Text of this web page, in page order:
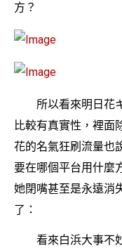
方？
所以看來明日花キ
比較有真實性，裡面
花的名氣狂刷流量也
要在哪個平台用什麼
她閉嘴甚至是永遠消
了：
看來白浜大事不